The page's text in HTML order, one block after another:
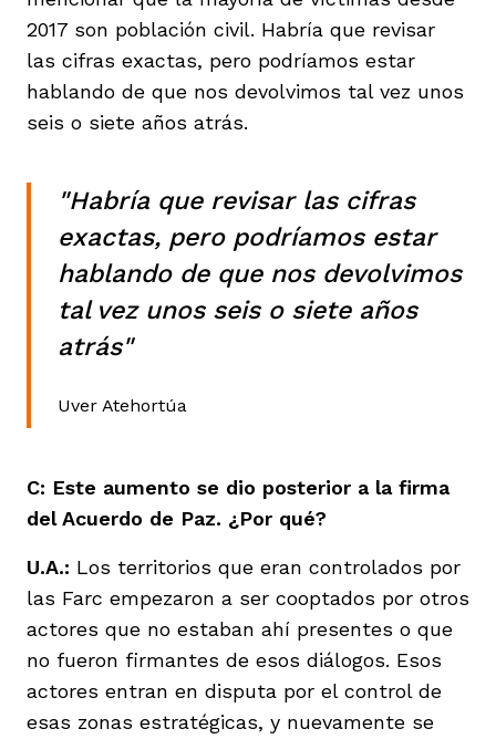
2017 son población civil. Habría que revisar
las cifras exactas, pero podríamos estar
hablando de que nos devolvimos tal vez unos
seis o siete años atrás.
"Habría que revisar las cifras
exactas, pero podríamos estar
hablando de que nos devolvimos
tal vez unos seis o siete años
atrás"
Uver Atehortúa
C: Este aumento se dio posterior a la firma
del Acuerdo de Paz. ¿Por qué?
U.A.: Los territorios que eran controlados por
las Farc empezaron a ser cooptados por otros
actores que no estaban ahí presentes o que
no fueron firmantes de esos diálogos. Esos
actores entran en disputa por el control de
esas zonas estratégicas, y nuevamente se